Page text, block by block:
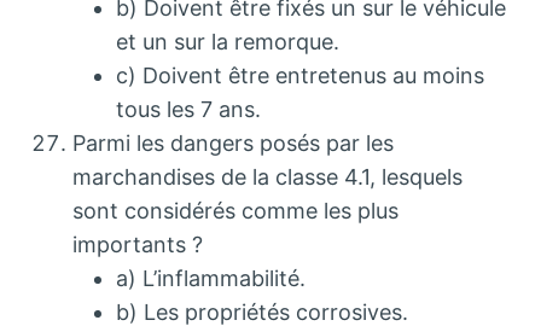
b) Doivent être fixés un sur le véhicule
et un sur la remorque.
c) Doivent être entretenus au moins
tous les 7 ans.
Parmi les dangers posés par les
marchandises de la classe 4.1, lesquels
sont considérés comme les plus
importants ?
a) L’inflammabilité.
b) Les propriétés corrosives.